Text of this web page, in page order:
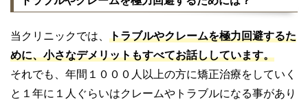
当クリニックでは、 トラブルやクレームを極力回避するた
めに、小さなデメリットもすべてお話ししています。
それでも、年間１０００人以上の方に矯正治療をしていく
と１年に１人ぐらいはクレームやトラブルになる事があり